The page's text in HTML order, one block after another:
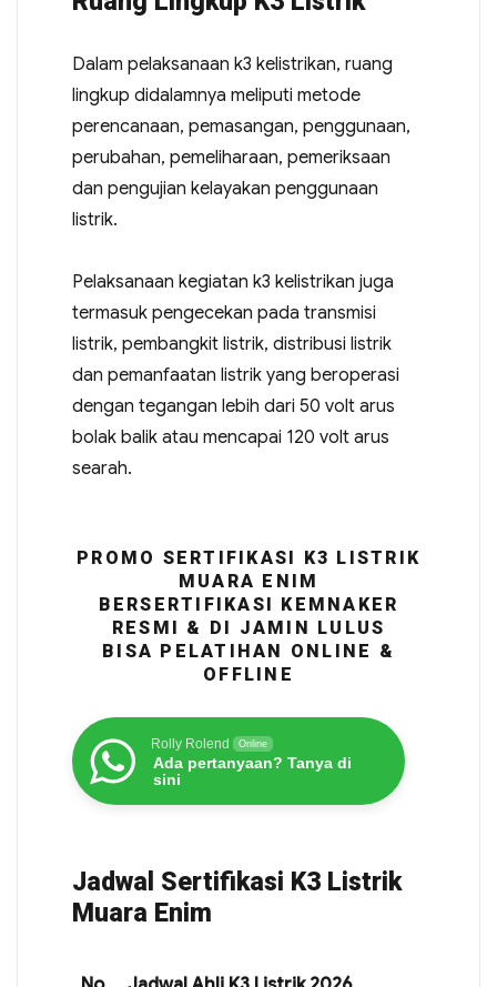
Dalam pelaksanaan k3 kelistrikan, ruang
lingkup didalamnya meliputi metode
perencanaan, pemasangan, penggunaan,
perubahan, pemeliharaan, pemeriksaan
dan pengujian kelayakan penggunaan
listrik.
Pelaksanaan kegiatan k3 kelistrikan juga
termasuk pengecekan pada transmisi
listrik, pembangkit listrik, distribusi listrik
dan pemanfaatan listrik yang beroperasi
dengan tegangan lebih dari 50 volt arus
bolak balik atau mencapai 120 volt arus
searah.
PROMO SERTIFIKASI K3 LISTRIK
MUARA ENIM
BERSERTIFIKASI KEMNAKER
RESMI & DI JAMIN LULUS
BISA PELATIHAN ONLINE &
OFFLINE
Rolly Rolend Online
Ada pertanyaan? Tanya di
sini
Jadwal Sertifikasi K3 Listrik
Muara Enim